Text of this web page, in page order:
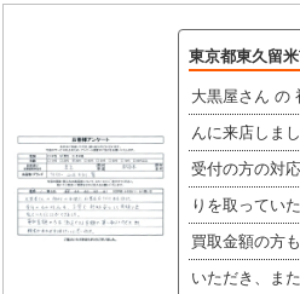
東京都東久留
大黒屋さん の
んに来店しまし
受付の方の対
りを取ってい
買取金額の方
いただき、ま